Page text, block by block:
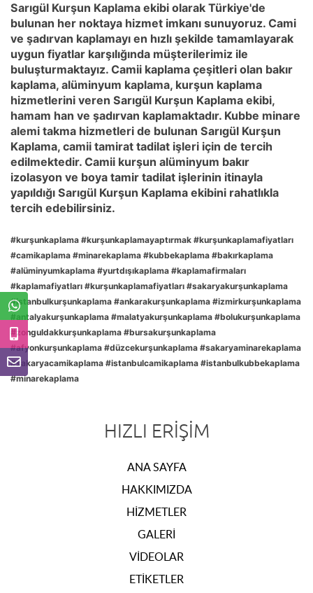
HIZLI ERIŞIM
ANA SAYFA
HAKKIMIZDA
HIZMETLER
GALERI
VIDEOLAR
ETIKETLER
Sarıgül Kurşun Kaplama ekibi olarak Türkiye'de
bulunan her noktaya hizmet imkanı sunuyoruz. Cami
ve şadırvan kaplamayı en hızlı şekilde tamamlayarak
uygun fiyatlar karşılığında müşterilerimiz ile
buluşturmaktayız. Camii kaplama çeşitleri olan bakır
kaplama, alüminyum kaplama, kurşun kaplama
hizmetlerini veren Sarıgül Kurşun Kaplama ekibi,
hamam han ve şadırvan kaplamaktadır. Kubbe minare
alemi takma hizmetleri de bulunan Sarıgül Kurşun
Kaplama, camii tamirat tadilat işleri için de tercih
edilmektedir. Camii kurşun alüminyum bakır
izolasyon ve boya tamir tadilat işlerinin itinayla
yapıldığı Sarıgül Kurşun Kaplama ekibini rahatlıkla
tercih edebilirsiniz.
#kurşunkaplama #kurşunkaplamayaptırmak #kurşunkaplamafiyatları
#camikaplama #minarekaplama #kubbekaplama #bakırkaplama
#alüminyumkaplama #yurtdışıkaplama #kaplamafirmaları
#kaplamafiyatları #kurşunkaplamafiyatları #sakaryakurşunkaplama
#istanbulkurşunkaplama #ankarakurşunkaplama #izmirkurşunkaplama
#antalyakurşunkaplama #malatyakurşunkaplama #bolukurşunkaplama
#zonguldakkurşunkaplama #bursakurşunkaplama
#afyonkurşunkaplama #düzcekurşunkaplama #sakaryaminarekaplama
#sakaryacamikaplama #istanbulcamikaplama #istanbulkubbekaplama
#minarekaplama